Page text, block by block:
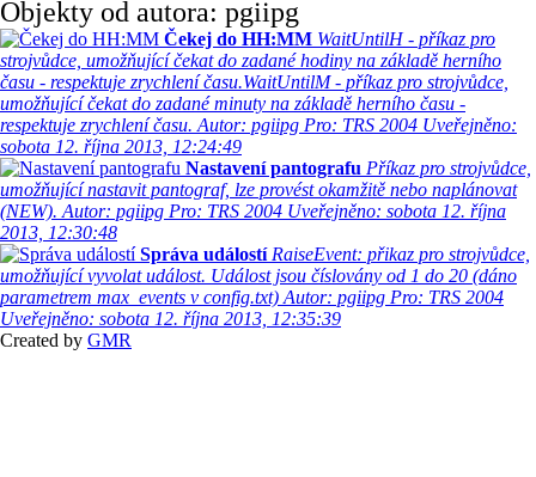
Objekty od autora: pgiipg
Čekej do HH:MM WaitUntilH - příkaz pro
strojvůdce, umožňující čekat do zadané hodiny na základě herního
času - respektuje zrychlení času.WaitUntilM - příkaz pro strojvůdce,
umožňující čekat do zadané minuty na základě herního času -
respektuje zrychlení času. Autor: pgiipg Pro: TRS 2004 Uveřejněno:
sobota 12. října 2013, 12:24:49
Nastavení pantografu Příkaz pro strojvůdce,
umožňující nastavit pantograf, lze provést okamžitě nebo naplánovat
(NEW). Autor: pgiipg Pro: TRS 2004 Uveřejněno: sobota 12. října
2013, 12:30:48
Správa událostí RaiseEvent: přikaz pro strojvůdce,
umožňující vyvolat událost. Událost jsou číslovány od 1 do 20 (dáno
parametrem max_events v config.txt) Autor: pgiipg Pro: TRS 2004
Uveřejněno: sobota 12. října 2013, 12:35:39
Created by GMR